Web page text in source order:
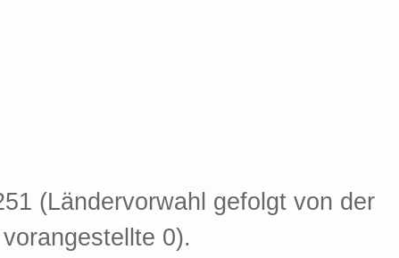
(Ländervorwahl gefolgt von der
0).